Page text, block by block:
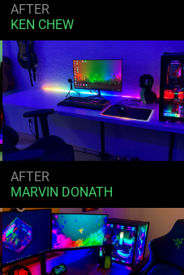
AFTER
KEN CHEW
AFTER
MARVIN DONATH